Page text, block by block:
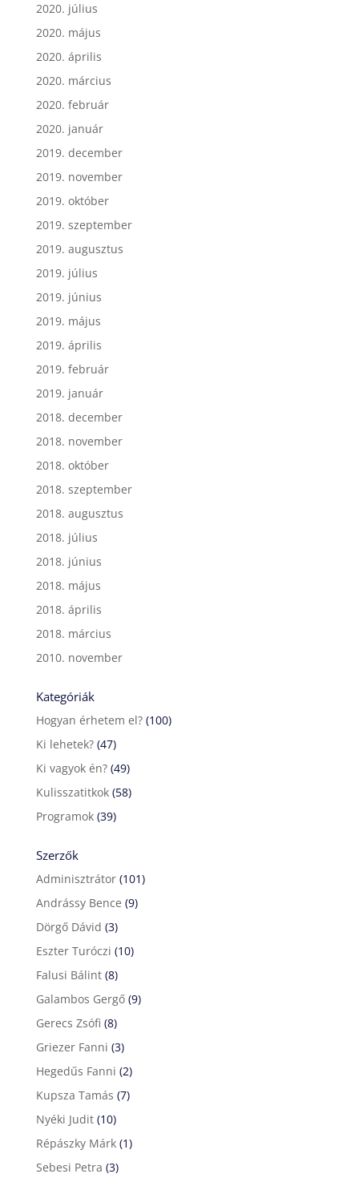
2020. július
2020. május
2020. április
2020. március
2020. február
2020. január
2019. december
2019. november
2019. október
2019. szeptember
2019. augusztus
2019. július
2019. június
2019. május
2019. április
2019. február
2019. január
2018. december
2018. november
2018. október
2018. szeptember
2018. augusztus
2018. július
2018. június
2018. május
2018. április
2018. március
2010. november
Kategóriák
Hogyan érhetem el?(100)
Ki lehetek?(47)
Ki vagyok én?(49)
Kulisszatitkok(58)
Programok(39)
Szerzők
Adminisztrátor(101)
Andrássy Bence (9)
Dörgő Dávid (3)
Eszter Turóczi (10)
Falusi Bálint(8)
Galambos Gergő(9)
Gerecs Zsófi (8)
Griezer Fanni (3)
Hegedűs Fanni (2)
Kupsza Tamás (7)
Nyéki Judit(10)
Répászky Márk(1)
Sebesi Petra (3)